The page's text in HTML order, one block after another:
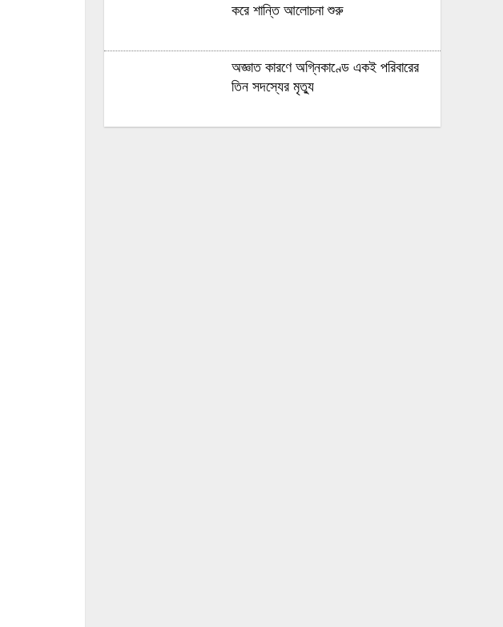
করে শান্তি আলোচনা শুরু
অজ্ঞাত কারণে অগ্নিকাণ্ডে একই পরিবারের
তিন সদস্যের মৃত্যু